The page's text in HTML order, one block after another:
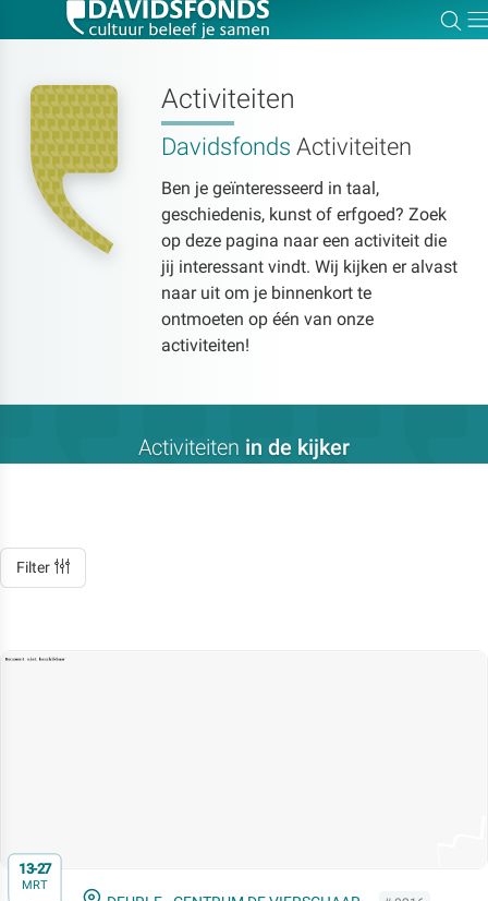
Activiteiten
Davidsfonds Activiteiten
Ben je geïnteresseerd in taal,
geschiedenis, kunst of erfgoed? Zoek
op deze pagina naar een activiteit die
jij interessant vindt. Wij kijken er alvast
naar uit om je binnenkort te
ontmoeten op één van onze
activiteiten!
Activiteiten in de kijker
Filter
13-27
MRT
Zoek:
Zoeken